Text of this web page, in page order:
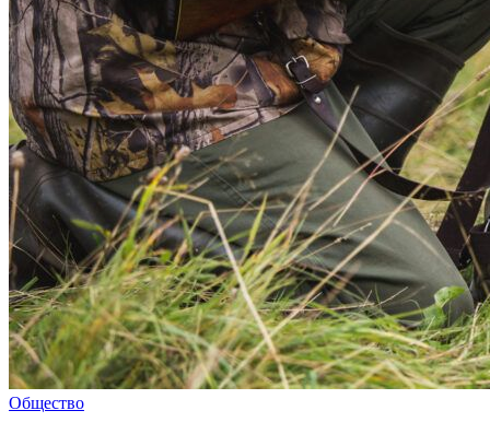
Общество